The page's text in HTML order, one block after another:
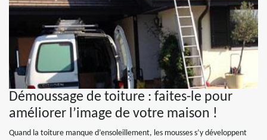
Démoussage de toiture : faites-le pour
améliorer l’image de votre maison !
Quand la toiture manque d’ensoleillement, les mousses s’y développent